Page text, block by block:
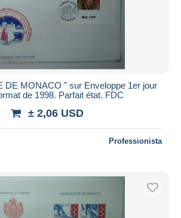
DE MONACO " sur Enveloppe 1er jour
de 1998. Parfait état. FDC
± 2,06 USD
Professionista